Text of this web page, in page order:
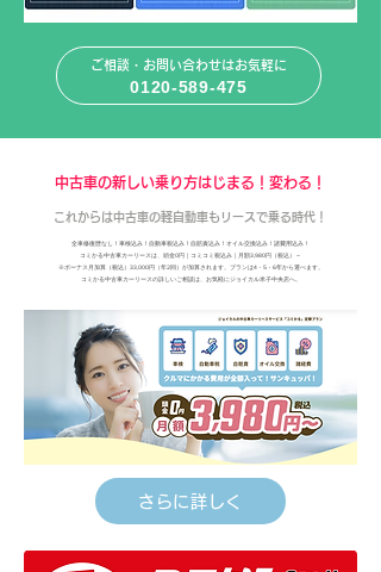
0120-589-475
ご相談・お問い合わせはお気軽に
中古車の新しい乗り方はじまる！変わる！
これからは中古車の軽自動車もリースで乗る時代！
全車修復歴なし！車検込み！自動車税込み！自賠責込み！オイル交換込み！諸費用込み！
コミかる中古車カーリースは、頭金0円｜コミコミ税込み｜月額3,980円（税込）～
※ボーナス月加算（税込）33,000円（年2回）が加算されます。プランは4・5・6年から選べます。
コミかる中古車カーリースの詳しいご相談は、お気軽にジョイカル米子中央店へ。
さらに詳しく